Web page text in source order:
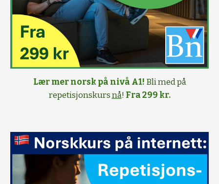
Lær mer norsk på nivå A1! Bli med på
repetisjonskursnå! Fra 299 kr.